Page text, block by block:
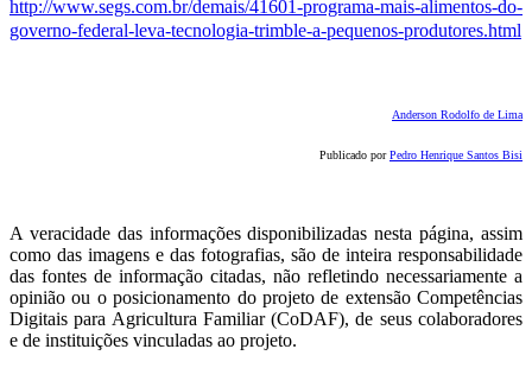
http://www.segs.com.br/demais/41601-programa-mais-alimentos-do-
governo-federal-leva-tecnologia-trimble-a-pequenos-produtores.html
Anderson Rodolfo de Lima
Publicado porPedro Henrique Santos Bisi
A veracidade das informações disponibilizadas nesta página, assim
como das imagens e das fotografias, são de inteira responsabilidade
das fontes de informação citadas, não refletindo necessariamente a
opinião ou o posicionamento do projeto de extensão Competências
Digitais para Agricultura Familiar (CoDAF), de seus colaboradores
e de instituições vinculadas ao projeto.